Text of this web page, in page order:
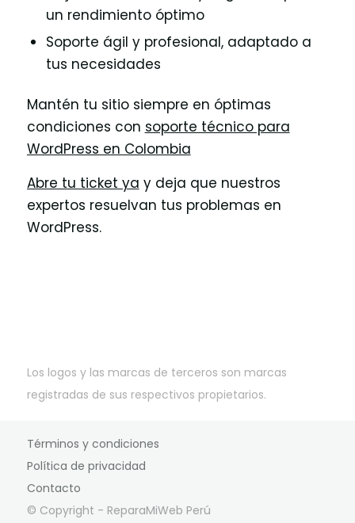
un rendimiento óptimo
Soporte ágil y profesional, adaptado a
tus necesidades
Mantén tu sitio siempre en óptimas
condiciones con soporte técnico para
WordPress en Colombia
Abre tu ticket ya y deja que nuestros
expertos resuelvan tus problemas en
WordPress.
Los logos y las marcas de terceros son marcas
registradas de sus respectivos propietarios.
Términos y condiciones
Política de privacidad
Contacto
© Copyright - ReparaMiWeb Perú